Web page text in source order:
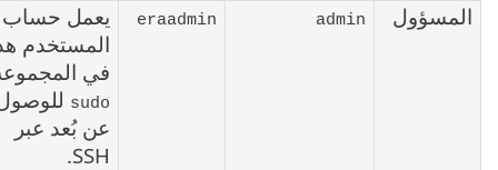
admin
eraadmin
يعمل حساب
المستخدم هذا
في المجموعة
للوصول
عن بُعد عبر